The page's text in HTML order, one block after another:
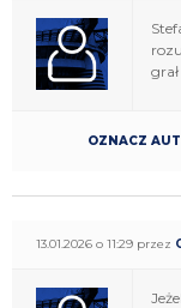
OZNACZ
13.01.2026 o 11:29 przez